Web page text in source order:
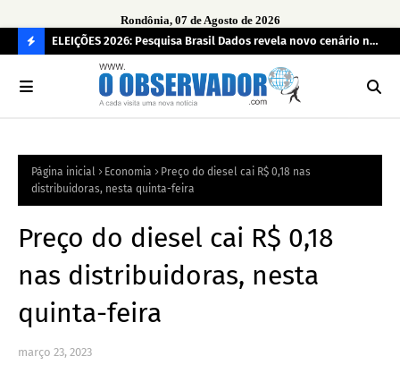
Rondônia, 07 de Agosto de 2026
O
R
mais
ELEIÇÕES 2026: Pesquisa Brasil Dados revela novo cenário na
disputa pelo Governo de Rondônia
Página inicial Economia
Preço do diesel cai R$ 0,18 nas
distribuidoras, nesta quinta-feira
Preço do diesel cai R$ 0,18
nas distribuidoras, nesta
quinta-feira
março 23, 2023